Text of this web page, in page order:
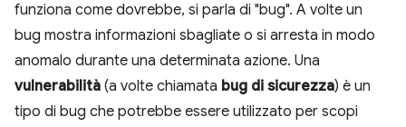
funziona come dovrebbe, si parla di "bug". A volte un
bug mostra informazioni sbagliate o si arresta in modo
anomalo durante una determinata azione. Una
vulnerabilità (a volte chiamata bug di sicurezza) è un
tipo di bug che potrebbe essere utilizzato per scopi